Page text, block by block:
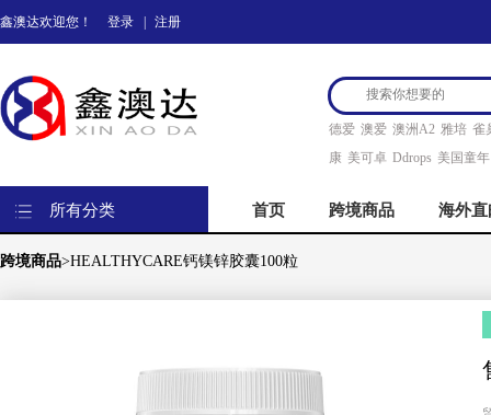
鑫澳达欢迎您！ 登录 注册
德爱 澳爱 澳洲A2 雅培 雀
康 美可卓 Ddrops 美国童年
所有分类 首页 跨境商品 海外直
跨境商品>HEALTHYCARE钙镁锌胶囊100粒